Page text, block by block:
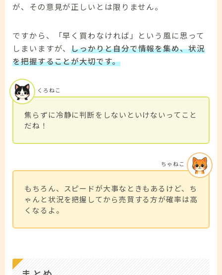
が、その意見が正しいとは限りません。
ですから、「早く買わなければ」という風に思って
しまいますが、しっかりと自分で情報を集め、状況
を把握することが大切です。
焦らずに冷静に判断をしないといけないってこと
だね！
くろねこ
もちろん、スピードが大事なときもあるけど、ち
ゃんと状況を把握してから売買する方が確率は高
くなるよ。
ちゃねこ